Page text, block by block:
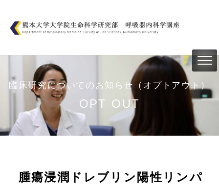
臨床研究についてのお知らせ（オプトアウト）
OPT OUT
腫瘍浸潤ドレブリン陽性リンパ